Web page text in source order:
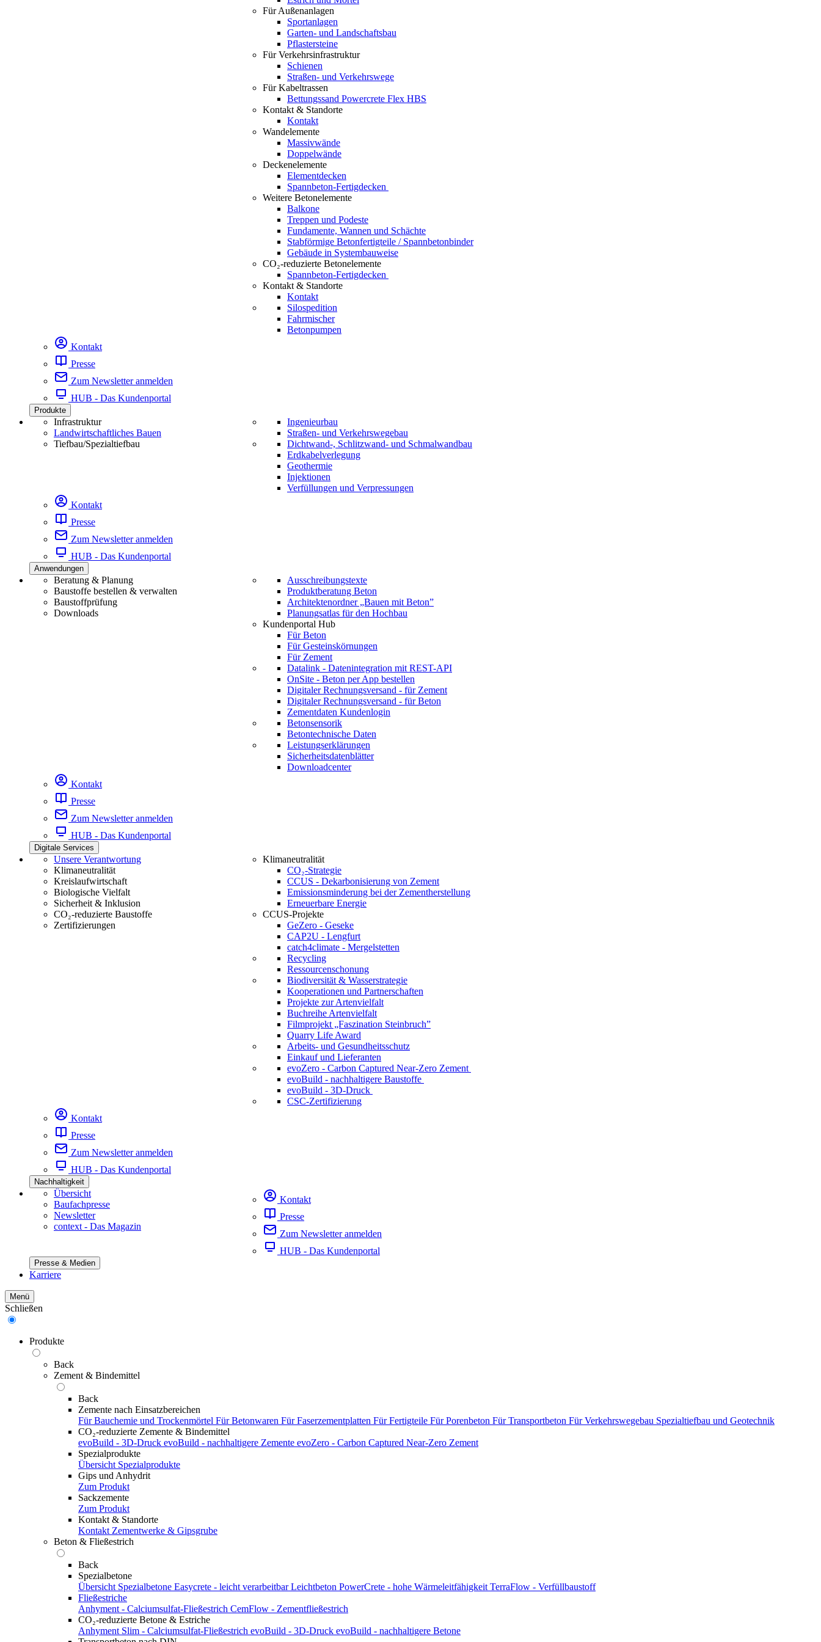
Für Außenanlagen
Sportanlagen
Garten- und Landschaftsbau
Pflastersteine
Für Verkehrsinfrastruktur
Schienen
Straßen- und Verkehrswege
Für Kabeltrassen
Bettungssand Powercrete Flex HBS
Kontakt & Standorte
Kontakt
Wandelemente
Massivwände
Doppelwände
Deckenelemente
Elementdecken
Spannbeton-Fertigdecken
Weitere Betonelemente
Balkone
Treppen und Podeste
Fundamente, Wannen und Schächte
Stabförmige Betonfertigteile / Spannbetonbinder
Gebäude in Systembauweise
CO₂-reduzierte Betonelemente
Spannbeton-Fertigdecken
Kontakt & Standorte
Kontakt
Silospedition
Fahrmischer
Betonpumpen
Kontakt
Presse
Zum Newsletter anmelden
HUB - Das Kundenportal
Produkte
Infrastruktur
Landwirtschaftliches Bauen
Tiefbau/Spezialtiefbau
Ingenieurbau
Straßen- und Verkehrswegebau
Dichtwand-, Schlitzwand- und Schmalwandbau
Erdkabelverlegung
Geothermie
Injektionen
Verfüllungen und Verpressungen
Kontakt
Presse
Zum Newsletter anmelden
HUB - Das Kundenportal
Anwendungen
Beratung & Planung
Baustoffe bestellen & verwalten
Baustoffprüfung
Downloads
Ausschreibungstexte
Produktberatung Beton
Architektenordner „Bauen mit Beton”
Planungsatlas für den Hochbau
Kundenportal Hub
Für Beton
Für Gesteinskörnungen
Für Zement
Datalink - Datenintegration mit REST-API
OnSite - Beton per App bestellen
Digitaler Rechnungsversand - für Zement
Digitaler Rechnungsversand - für Beton
Zementdaten Kundenlogin
Betonsensorik
Betontechnische Daten
Leistungserklärungen
Sicherheitsdatenblätter
Downloadcenter
Kontakt
Presse
Zum Newsletter anmelden
HUB - Das Kundenportal
Digitale Services
Unsere Verantwortung
Klimaneutralität
Kreislaufwirtschaft
Biologische Vielfalt
Sicherheit & Inklusion
CO₂-reduzierte Baustoffe
Zertifizierungen
Klimaneutralität
CO₂-Strategie
CCUS - Dekarbonisierung von Zement
Emissionsminderung bei der Zementherstellung
Erneuerbare Energie
CCUS-Projekte
GeZero - Geseke
CAP2U - Lengfurt
catch4climate - Mergelstetten
Recycling
Ressourcenschonung
Biodiversität & Wasserstrategie
Kooperationen und Partnerschaften
Projekte zur Artenvielfalt
Buchreihe Artenvielfalt
Filmprojekt „Faszination Steinbruch”
Quarry Life Award
Arbeits- und Gesundheitsschutz
Einkauf und Lieferanten
evoZero - Carbon Captured Near-Zero Zement
evoBuild - nachhaltigere Baustoffe
evoBuild - 3D-Druck
CSC-Zertifizierung
Kontakt
Presse
Zum Newsletter anmelden
HUB - Das Kundenportal
Nachhaltigkeit
Übersicht
Baufachpresse
Newsletter
context - Das Magazin
Kontakt
Presse
Zum Newsletter anmelden
HUB - Das Kundenportal
Presse & Medien
Karriere
Menü
Schließen
Produkte
Back
Zement & Bindemittel
Back
Zemente nach Einsatzbereichen
Für Bauchemie und Trockenmörtel Für Betonwaren Für Faserzementplatten Für Fertigteile Für Porenbeton Für Transportbeton Für Verkehrswegebau Spezialtiefbau und Geotechnik
CO₂-reduzierte Zemente & Bindemittel
evoBuild - 3D-Druck evoBuild - nachhaltigere Zemente evoZero - Carbon Captured Near-Zero Zement
Spezialprodukte
Übersicht Spezialprodukte
Gips und Anhydrit
Zum Produkt
Sackzemente
Zum Produkt
Kontakt & Standorte
Kontakt Zementwerke & Gipsgrube
Beton & Fließestrich
Back
Spezialbetone
Übersicht Spezialbetone Easycrete - leicht verarbeitbar Leichtbeton PowerCrete - hohe Wärmeleitfähigkeit TerraFlow - Verfüllbaustoff
Fließestriche
Anhyment - Calciumsulfat-Fließestrich CemFlow - Zementfließestrich
CO₂-reduzierte Betone & Estriche
Anhyment Slim - Calciumsulfat-Fließestrich evoBuild - 3D-Druck evoBuild - nachhaltigere Betone